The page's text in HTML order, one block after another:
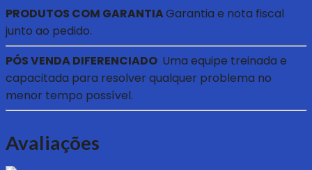
PRODUTOS COM GARANTIAGarantia e nota fiscal
junto ao pedido.
PÓS VENDA DIFERENCIADO Uma equipe treinada e
capacitada para resolver qualquer problema no
menor tempo possível.
Avaliações